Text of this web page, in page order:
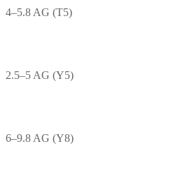
4–5.8 AG (T5)
2.5–5 AG (Y5)
6–9.8 AG (Y8)